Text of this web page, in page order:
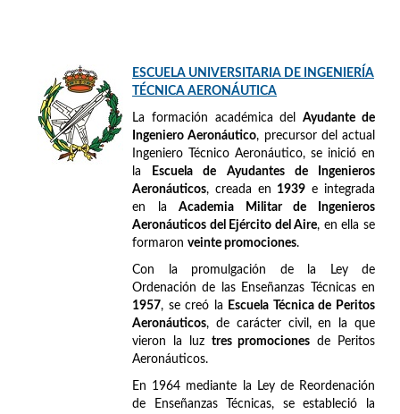
ESCUELA UNIVERSITARIA DE INGENIERÍA
TÉCNICA AERONÁUTICA
La formación académica delAyudante de
Ingeniero Aeronáutico, precursor del actual
Ingeniero Técnico Aeronáutico, se inició en
la
Escuela de Ayudantes de Ingenieros
Aeronáuticos, creada en 1939 e integrada
en laAcademia Militar de Ingenieros
Aeronáuticos del Ejército del Aire, en ella se
formaron veinte promociones.
Con la promulgación de la Ley de
Ordenación de las Enseñanzas Técnicas en
1957, se creó la
Escuela Técnica de Peritos
Aeronáuticos, de carácter civil, en la que
vieron la luz tres promociones de Peritos
Aeronáuticos.
En 1964 mediante la Ley de Reordenación
de Enseñanzas Técnicas, se estableció la